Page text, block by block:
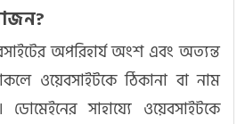
অপরিহার্য অংশ এবং অত্যন্ত
ওয়েবসাইটকে ঠিকানা বা নাম
সাহায্যে ওয়েবসাইটকে